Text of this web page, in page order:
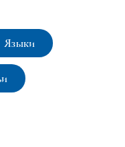
Языки